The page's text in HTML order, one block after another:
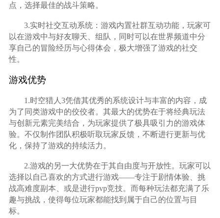
点，选择最佳的战斗策略。
3.实时社交互动系统：游戏内置社群互动功能，玩家可
以在游戏中与好友聊天、组队，同时可以在世界频道中分
享自己的冒险经历与心得体会，极大增强了游戏的社交
性。
游戏优势
1.时空猎人3凭借其优秀的系统设计与丰富的内容，成
为了同类游戏中的佼佼者。其最大的优势在于将经典玩法
与创新元素完美结合，为玩家提供了极具吸引力的游戏体
验。不仅制作团队积极听取玩家反馈，不断进行更新与优
化，保持了游戏的持续活力。
2.游戏的另一大优势在于其自由度与开放性。玩家可以
选择以自己喜欢的方式进行游戏——专注于剧情体验、挑
战高难度副本、或是进行pvp竞技。而每种玩法都充满了乐
趣与挑战，使得每位玩家都能找到属于自己的位置与目
标。